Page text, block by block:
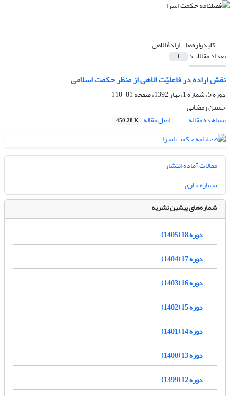
کلیدواژه‌ها =ارادۀ الاهی
تعداد مقالات: 1
نقش اراده در فاعلیّت الاهی از منظر حکمت اسلامی
دوره 5، شماره 1، بهار 1392، صفحه
81-110
حسین رمضانی
مشاهده مقاله
اصل مقاله 450.28 K
مقالات آماده انتشار
شماره جاری
شماره‌های پیشین نشریه
دوره 18 (1405)
دوره 17 (1404)
دوره 16 (1403)
دوره 15 (1402)
دوره 14 (1401)
دوره 13 (1400)
دوره 12 (1399)